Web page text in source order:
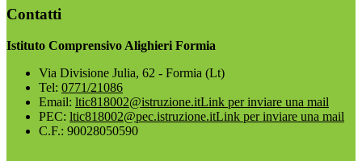
Contatti
Istituto Comprensivo Alighieri Formia
Via Divisione Julia, 62 - Formia (Lt)
Tel: 0771/21086
Email: ltic818002@istruzione.itLink per inviare una mail
PEC: ltic818002@pec.istruzione.itLink per inviare una mail
C.F.: 90028050590